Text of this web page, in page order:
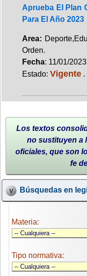
Aprueba El Plan
Para El Año 2023
Area:
Orden.
Fecha: 11/01/2023
Estado: Vigente .
Los textos
no sustituyen a
oficiales, que son
fe
Búsquedas en
Materia:
Tipo normativa: